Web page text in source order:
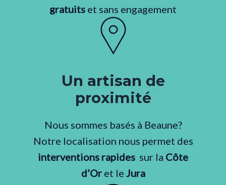
gratuits et sans engagement
Un artisan de
proximité
Nous sommes basés à Beaune?
Notre localisation nous permet des
interventions rapides sur la Côte
d’Oret le Jura